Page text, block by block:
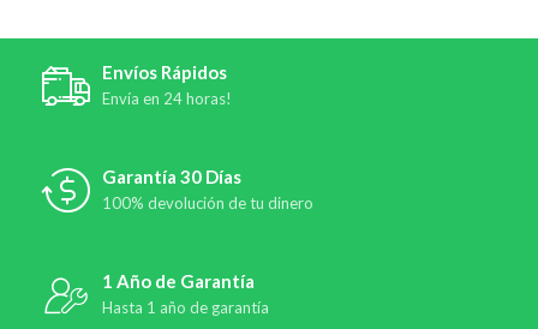
Envíos Rápidos
Envía en 24 horas!
Garantía 30 Días
100% devolución de tu dinero
1 Año de Garantía
Hasta 1 año de garantía